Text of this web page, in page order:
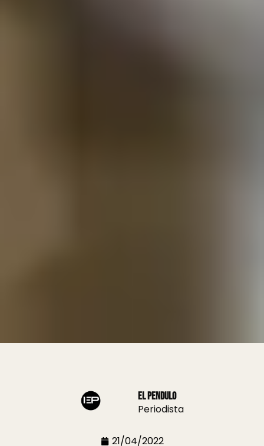
El Pendulo
Periodista
21/04/2022